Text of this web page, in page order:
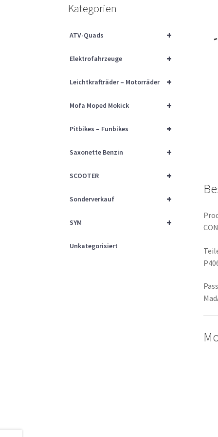
Kategorien
+
ATV-Quads
+
Elektrofahrzeuge
+
Leichtkrafträder – Motorräder
+
Mofa Moped Mokick
+
Pitbikes – Funbikes
+
Saxonette Benzin
+
SCOOTER
+
Sonderverkauf
+
SYM
Unkategorisiert